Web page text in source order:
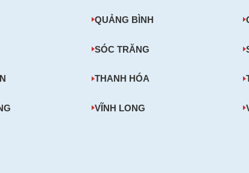
QUẢNG BÌNH
SÓC TRĂNG
THANH HÓA
VĨNH LONG